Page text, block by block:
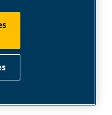
les cookies que nous
pas suivies lors de votre
dans votre navigateur
être suivi.DE L'AIR.
les solutions d'air